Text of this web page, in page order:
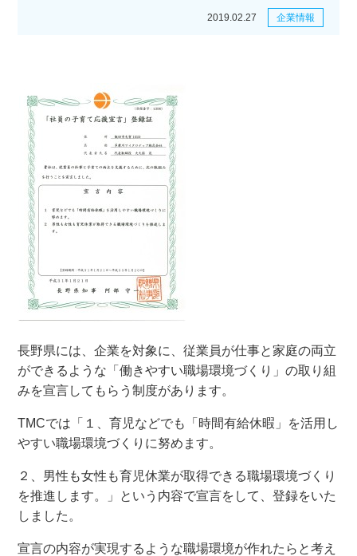
2019.02.27 企業情報
長野県には、企業を対象に、従業員が仕事と家庭の両立
ができるような「働きやすい職場環境づくり」の取り組
みを宣言してもらう制度があります。
TMCでは「１、育児などでも「時間有給休暇」を活用し
やすい職場環境づくりに努めます。
２、男性も女性も育児休業が取得できる職場環境づくり
を推進します。」という内容で宣言をして、登録をいた
しました。
宣言の内容が実現するような職場環境が作れたらと考え